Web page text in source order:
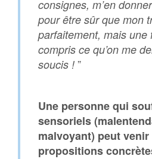
consignes, m’en
pour être sûr que mon
parfaitement, mais une
compris ce qu’on me
soucis ! ”
Une personne qui
sensoriels
malvoyant) peut venir
propositions